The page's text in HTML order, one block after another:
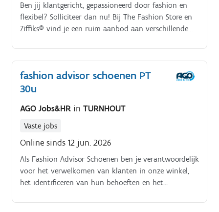
Ben jij klantgericht, gepassioneerd door fashion en
flexibel? Solliciteer dan nu! Bij The Fashion Store en
Ziffiks® vind je een ruim aanbod aan verschillende
fashion advisor schoenen PT
30u
AGO Jobs&HR in TURNHOUT
Vaste jobs
Online sinds 12 jun. 2026
Als Fashion Advisor Schoenen ben je verantwoordelijk
voor het verwelkomen van klanten in onze winkel,
het identificeren van hun behoeften en het
het vinden van de perfecte schoenen die aansluiten